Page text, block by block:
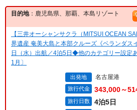
目的地：鹿児島県、那覇、本島リゾート
【三井オーシャンサクラ（MITSUI OCEAN
界遺産 奄美大島と本部クルーズ《ベランダス
日（水）出航／4泊5日◆他のカテゴリー設定
1月〕
出発地 名古屋港
旅行代金 343,000～
旅行日数 4泊5日